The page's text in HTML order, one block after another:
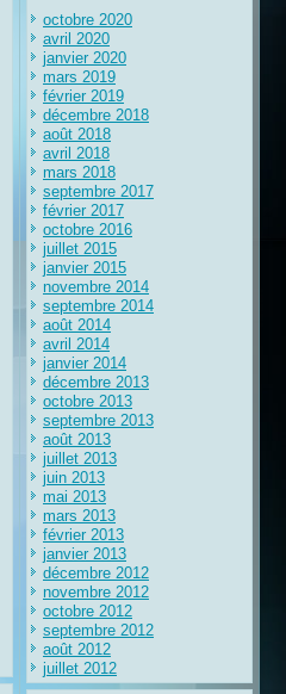
octobre 2020
avril 2020
janvier 2020
mars 2019
février 2019
décembre 2018
août 2018
avril 2018
mars 2018
septembre 2017
février 2017
octobre 2016
juillet 2015
janvier 2015
novembre 2014
septembre 2014
août 2014
avril 2014
janvier 2014
décembre 2013
octobre 2013
septembre 2013
août 2013
juillet 2013
juin 2013
mai 2013
mars 2013
février 2013
janvier 2013
décembre 2012
novembre 2012
octobre 2012
septembre 2012
août 2012
juillet 2012